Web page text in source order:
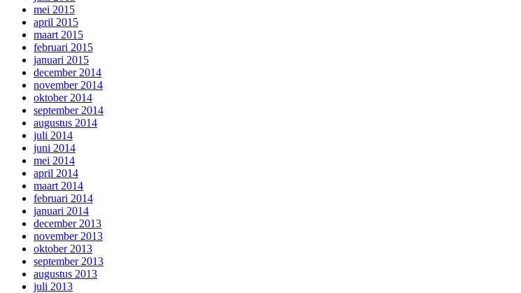
mei 2015
april 2015
maart 2015
februari 2015
januari 2015
december 2014
november 2014
oktober 2014
september 2014
augustus 2014
juli 2014
juni 2014
mei 2014
april 2014
maart 2014
februari 2014
januari 2014
december 2013
november 2013
oktober 2013
september 2013
augustus 2013
juli 2013